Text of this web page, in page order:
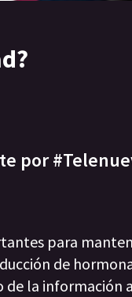
por
para
de
la información